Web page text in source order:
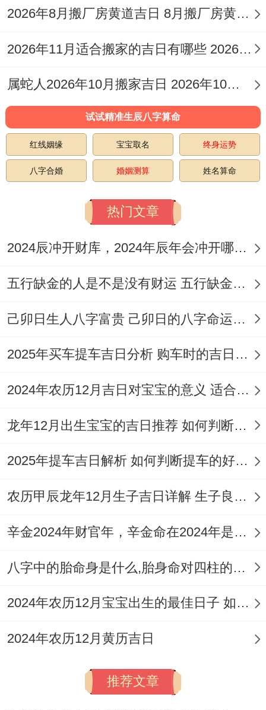
造动土、免犯太岁！月内红沙日忌出征远
行，往亡日忌上官赴任！冬至当日阳气初
日常事务中安香忌午时火旺。会亲友忌酉时
口舌,掘井忌卯时水枯 牧养忌未时土燥！乔
迁入宅需避冲户主生肖之日,嫁娶纳采忌男女
在这事儿说来话长 观2026年12月黄历。吉
日良辰需精择，方位禁忌莫轻忽，唯有将日
会贯通；方能在年终岁末之际顺应天时趋吉
避凶，为辞旧迎新奠定祥与基础！
2026年8月搬厂房黄道吉日 8月搬厂房黄道吉日查询2026年
2026年11月适合搬家的吉日有哪些 2026年11月16日搬家入宅吉日
属蛇人2026年10月搬家吉日 2026年10月属蛇搬家入宅吉日查询
试试精准生辰八字算命
红线姻缘 宝宝取名 终身运势
八字合婚 婚姻测算 姓名算命
热门文章
2024辰冲开财库，2024年辰年会冲开哪些人的财库
五行缺金的人是不是没有财运 五行缺金的人命运好不好
己卯日生人八字富贵 己卯日的八字命运如何
2025年买车提车吉日分析 购车时的吉日与禁忌
2024年农历12月吉日对宝宝的意义 适合龙年宝宝出生的日子有哪些
龙年12月出生宝宝的吉日推荐 如何判断吉日是否适合宝宝
2025年提车吉日解析 如何判断提车的好日子
农历甲辰龙年12月生子吉日详解 生子良辰的影响因素
辛金2024年财官年，辛金命在2024年是财官年还是财印年
八字中的胎命身是什么,胎身命对四柱的影响
2024年农历12月宝宝出生的最佳日子 如何挑选适合的吉日
2024年农历12月黄历吉日
推荐文章